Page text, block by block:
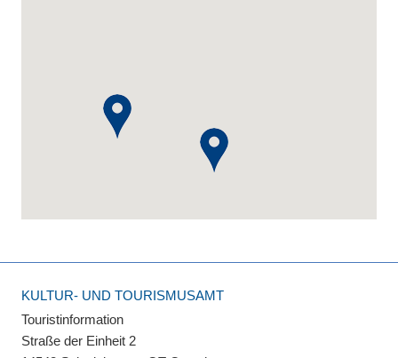
KULTUR- UND TOURISMUSAMT
Touristinformation
Straße der Einheit 2